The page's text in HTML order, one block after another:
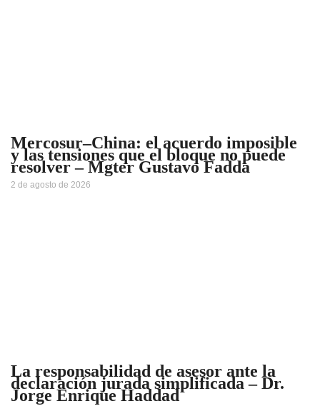
Mercosur–China: el acuerdo imposible
y las tensiones que el bloque no puede
resolver – Mgter Gustavo Fadda
2 de agosto de 2026
La responsabilidad de asesor ante la
declaración jurada simplificada – Dr.
Jorge Enrique Haddad